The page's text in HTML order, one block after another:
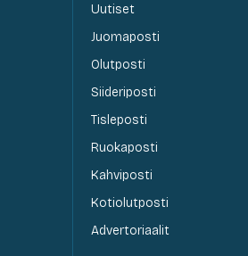
Uutiset
Juomaposti
Olutposti
Siideriposti
Tisleposti
Ruokaposti
Kahviposti
Kotiolutposti
Advertoriaalit